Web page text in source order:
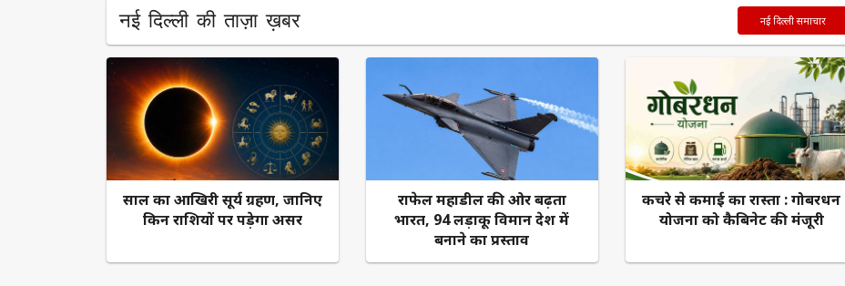
नई दिल्ली की ताज़ा ख़बर नई दिल्ली समाचार
साल का आखिरी सूर्य ग्रहण, जानिए
किन राशियों पर पड़ेगा असर
राफेल महाडील की ओर बढ़ता
भारत, 94 लड़ाकू विमान देश में
बनाने का प्रस्ताव
कचरे से कमाई का रास्ता : गोबरधन
योजना को कैबिनेट की मंजूरी